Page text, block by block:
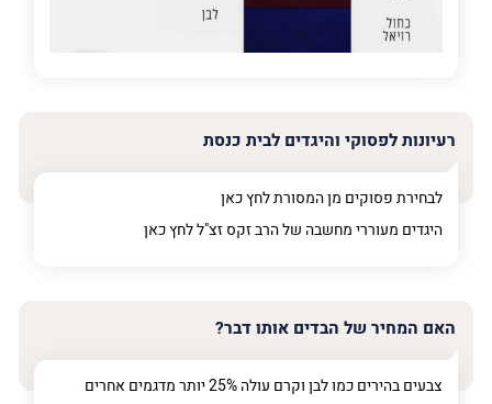
רעיונות לפסוקי והיגדים לבית כנסת
לבחירת פסוקים מן המסורת לחץכאן
היגדים מעוררי מחשבה של הרב זקס זצ"ל לחץכאן
האם המחיר של הבדים אותו דבר?
צבעים בהירים כמו לבן וקרם עולה 25% יותר מדגמים אחרים